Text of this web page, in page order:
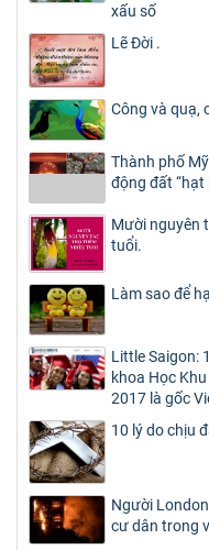
xấu số
Lẽ Đời .
Công và quạ,
Thành phố
động đất “hạt
Mười nguyên
tuổi.
Làm sao để
Little Saigon:
khoa Học
2017 là gốc
10 lý do chịu
Người
cư dân trong